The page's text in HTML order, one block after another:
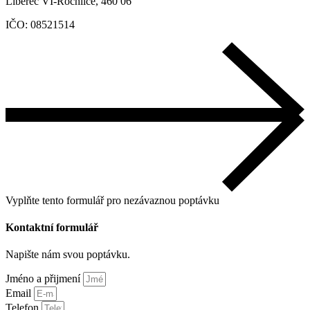
IČO: 08521514
Vyplňte tento formulář pro nezávaznou poptávku
Kontaktní formulář
Napište nám svou poptávku.
Jméno a přijmení
Email
Telefon